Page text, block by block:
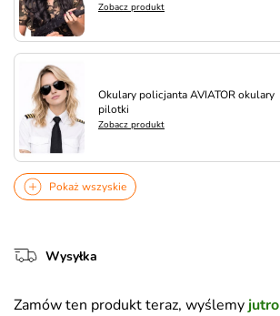
Zobacz produkt
Okulary policjanta AVIATOR okulary
pilotki
Zobacz produkt
Pokaż wszyskie
Wysyłka
Zamów ten produkt teraz, wyślemy jutro